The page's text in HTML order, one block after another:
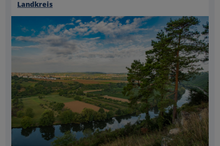
Landkreis